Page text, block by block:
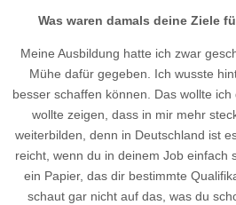
Was waren damals deine Ziele
Meine Ausbildung hatte ich zwar
Mühe dafür gegeben. Ich wusste
besser schaffen können. Das wollte ich
wollte zeigen, dass in mir mehr
weiterbilden, denn in Deutschland ist
reicht, wenn du in deinem Job einfach
ein Papier, das dir bestimmte
schaut gar nicht auf das, was du